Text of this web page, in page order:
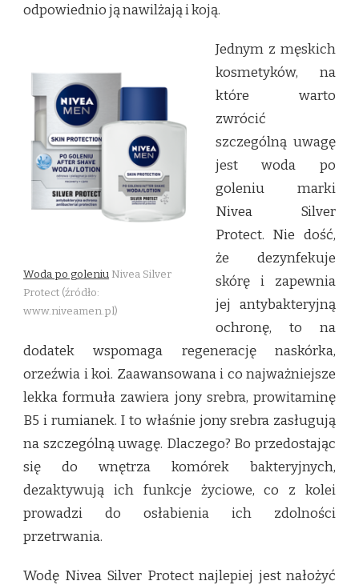
odpowiednio ją nawilżają i koją.
Woda po goleniu Nivea Silver
Protect (źródło:
www.niveamen.pl)
Jednym z męskich
kosmetyków, na
które warto
zwrócić
szczególną uwagę
jest woda po
goleniu marki
Nivea Silver
Protect. Nie dość,
że dezynfekuje
skórę i zapewnia
jej antybakteryjną
ochronę, to na
dodatek wspomaga regenerację naskórka,
orzeźwia i koi. Zaawansowana i co najważniejsze
lekka formuła zawiera jony srebra, prowitaminę
B5 i rumianek. I to właśnie jony srebra zasługują
na szczególną uwagę. Dlaczego? Bo przedostając
się do wnętrza komórek bakteryjnych,
dezaktywują ich funkcje życiowe, co z kolei
prowadzi do osłabienia ich zdolności
przetrwania.
Wodę Nivea Silver Protect najlepiej jest nałożyć